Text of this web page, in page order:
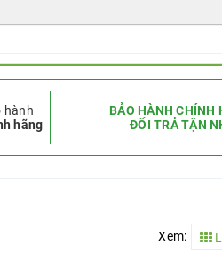
hành
hãng
BẢO HÀNH CHÍNH
ĐỔI TRẢ TẬN
Xem: